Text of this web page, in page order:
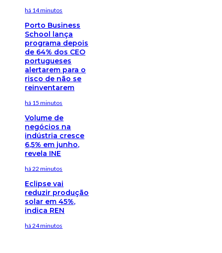
há 14 minutos
Porto Business
School lança
programa depois
de 64% dos CEO
portugueses
alertarem para o
risco de não se
reinventarem
há 15 minutos
Volume de
negócios na
indústria cresce
6,5% em junho,
revela INE
há 22 minutos
Eclipse vai
reduzir produção
solar em 45%,
indica REN
há 24 minutos